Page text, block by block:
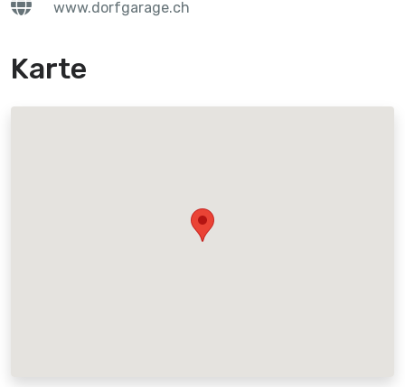
www.dorfgarage.ch
Karte